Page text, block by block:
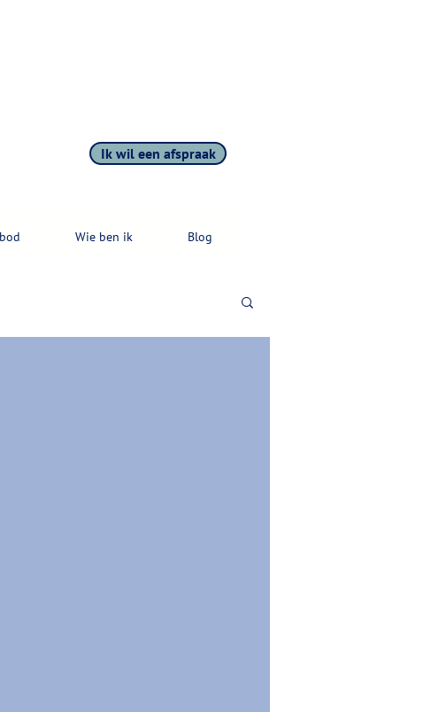
Ik wil een afspraak
Wie ben ik Blog